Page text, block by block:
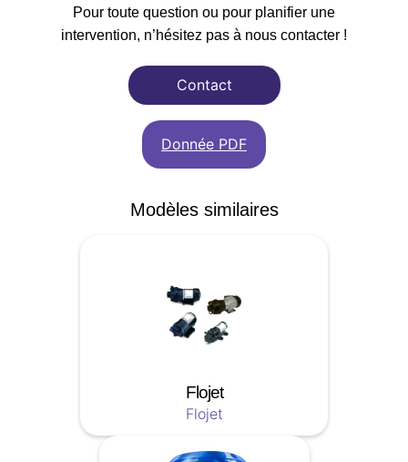
Pour toute question ou pour planifier une
intervention, n’hésitez pas à nous contacter !
Contact
Donnée PDF
Modèles similaires
Flojet
Flojet